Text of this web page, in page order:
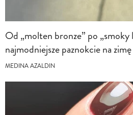
Od „molten bronze” po „smoky
najmodniejsze paznokcie na
MEDINA AZALDIN